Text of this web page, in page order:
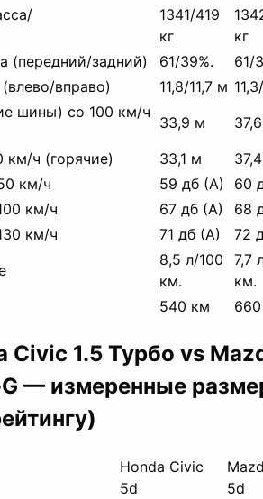
1341/419
кг
кг
(передний/задний)
61/39%.
61/
вправо)
11,8/11,7 м
шины) со 100 км/ч
33,9 м
км/ч (горячие)
33,1 м
км/ч
59 дб (А)
60
км/ч
67 дб (А)
68
км/ч
71 дб (А)
72
8,5 л/100
км.
7,7
км.
540 км
Civic 1.5 Турбо vs
— измеренные
Honda Civic
5d
5d